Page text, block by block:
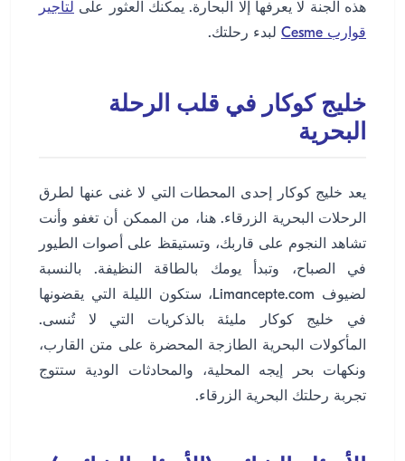
هذه الجنة لا يعرفها إلا البحارة. يمكنك العثور على لتأجير
قوارب Cesme
لبدء رحلتك.
خليج كوكار في قلب الرحلة
البحرية
يعد خليج كوكار إحدى المحطات التي لا غنى عنها لطرق
الرحلات البحرية الزرقاء. هنا، من الممكن أن تغفو وأنت
تشاهد النجوم على قاربك، وتستيقظ على أصوات الطيور
في الصباح، وتبدأ يومك بالطاقة النظيفة. بالنسبة
لضيوف Limancepte.com، ستكون الليلة التي يقضونها
في خليج كوكار مليئة بالذكريات التي لا تُنسى.
المأكولات البحرية الطازجة المحضرة على متن القارب،
ونكهات بحر إيجه المحلية، والمحادثات الودية ستتوج
تجربة رحلتك البحرية الزرقاء.